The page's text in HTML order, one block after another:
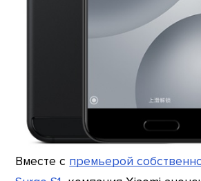
Вместе с премьерой